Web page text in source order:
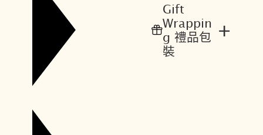
Gift
Wrappin
g 禮品包
裝
+